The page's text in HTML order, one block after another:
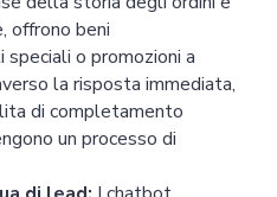
offrono beni
o promozioni a
la risposta immediata,
di completamento
un processo di